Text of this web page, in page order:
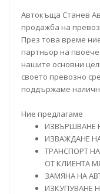
Автокъща Станев
продажба на
През това време
партньор на
нашите основни
своето превозно
поддържаме
Ние предлагаме
ИЗВЪРШВАНЕ
ИЗВАЖДАНЕ
ТРАНСПОРТ
ОТ КЛИЕНТА
ЗАМЯНА НА
ИЗКУПУВАНЕ